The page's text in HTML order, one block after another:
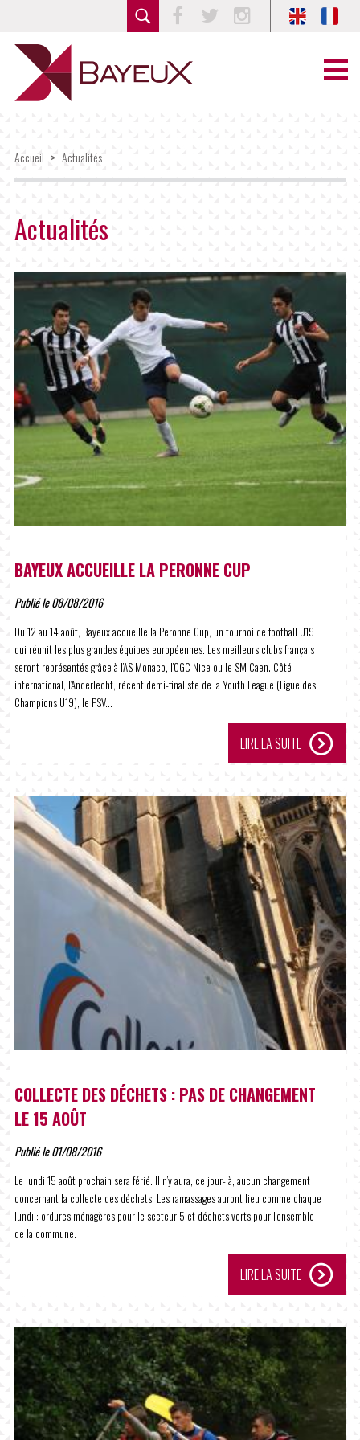
Accueil > Actualités
Actualités
BAYEUX ACCUEILLE LA PERONNE CUP
Publié le 08/08/2016
Du 12 au 14 août, Bayeux accueille la Peronne Cup, un tournoi de football U19
qui réunit les plus grandes équipes européennes. Les meilleurs clubs français
seront représentés grâce à l’AS Monaco, l’OGC Nice ou le SM Caen. Côté
international, l’Anderlecht, récent demi-finaliste de la Youth League (Ligue des
Champions U19), le PSV...
LIRE LA SUITE
COLLECTE DES DÉCHETS : PAS DE CHANGEMENT
LE 15 AOÛT
Publié le 01/08/2016
Le lundi 15 août prochain sera férié. Il n’y aura, ce jour-là, aucun changement
concernant la collecte des déchets. Les ramassages auront lieu comme chaque
lundi : ordures ménagères pour le secteur 5 et déchets verts pour l'ensemble
de la commune.
LIRE LA SUITE